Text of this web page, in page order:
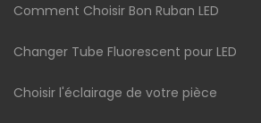
Comment Choisir Bon Ruban LED
Changer Tube Fluorescent pour LED
Choisir l'éclairage de votre pièce